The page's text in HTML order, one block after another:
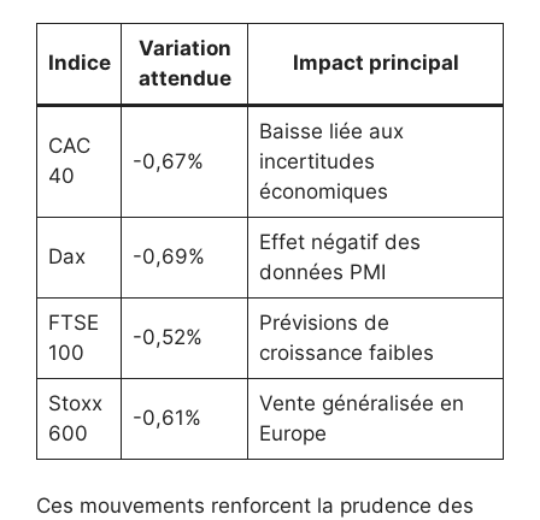
Indice
Variation
attendue
Impact principal
CAC
40
-0,67%
Baisse liée aux
incertitudes
économiques
Dax -0,69%
Effet négatif des
données PMI
FTSE
100
-0,52%
Prévisions de
croissance faibles
Stoxx
600
-0,61%
Vente généralisée en
Europe
Ces mouvements renforcent la prudence des